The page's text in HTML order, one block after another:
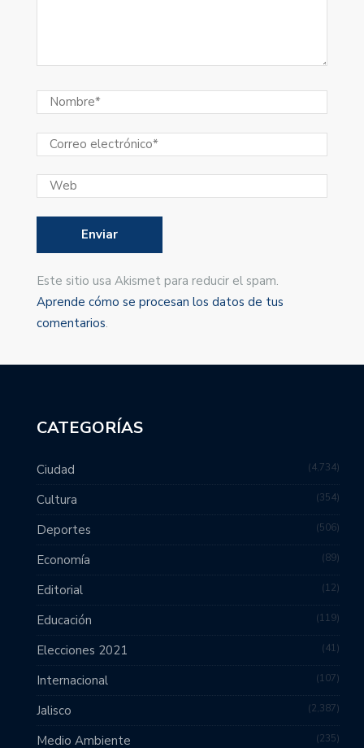
Este sitio usa Akismet para reducir el spam.
Aprende cómo se procesan los datos de tus
comentarios.
CATEGORÍAS
Ciudad 4,734
Cultura 354
Deportes 506
Economía 89
Editorial 12
Educación 119
Elecciones 2021 41
Internacional 107
Jalisco 2,387
Medio Ambiente 235